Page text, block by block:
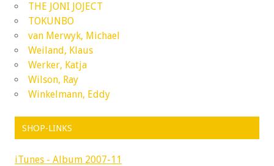
THE JONI JOJECT
TOKUNBO
van Merwyk, Michael
Weiland, Klaus
Werker, Katja
Wilson, Ray
Winkelmann, Eddy
SHOP-LINKS
iTunes - Album 2007-11